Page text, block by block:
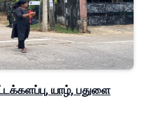
யாழ், பதுளை